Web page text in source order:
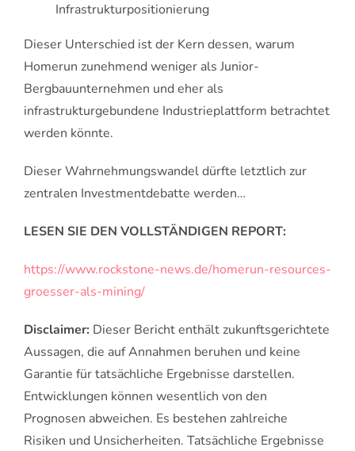
Infrastrukturpositionierung
Dieser Unterschied ist der Kern dessen, warum
Homerun zunehmend weniger als Junior-
Bergbauunternehmen und eher als
infrastrukturgebundene Industrieplattform betrachtet
werden könnte.
Dieser Wahrnehmungswandel dürfte letztlich zur
zentralen Investmentdebatte werden…
LESEN SIE DEN VOLLSTÄNDIGEN REPORT:
https://www.rockstone-news.de/homerun-resources-
groesser-als-mining/
Disclaimer: Dieser Bericht enthält zukunftsgerichtete
Aussagen, die auf Annahmen beruhen und keine
Garantie für tatsächliche Ergebnisse darstellen.
Entwicklungen können wesentlich von den
Prognosen abweichen. Es bestehen zahlreiche
Risiken und Unsicherheiten. Tatsächliche Ergebnisse